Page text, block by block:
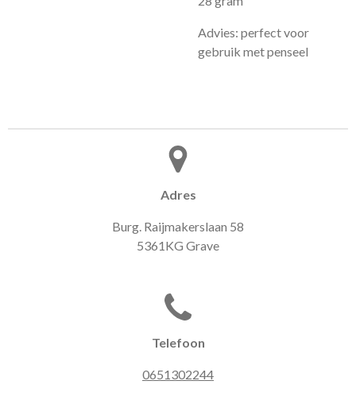
Advies: perfect voor
gebruik met penseel
Adres
Burg. Raijmakerslaan 58
5361KG Grave
Telefoon
0651302244